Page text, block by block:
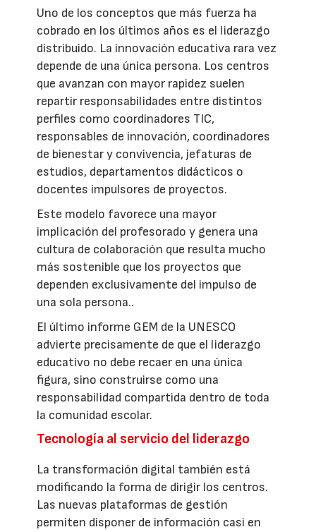
Uno de los conceptos que más fuerza ha
cobrado en los últimos años es el liderazgo
distribuido. La innovación educativa rara vez
depende de una única persona. Los centros
que avanzan con mayor rapidez suelen
repartir responsabilidades entre distintos
perfiles como coordinadores TIC,
responsables de innovación, coordinadores
de bienestar y convivencia, jefaturas de
estudios, departamentos didácticos o
docentes impulsores de proyectos.
Este modelo favorece una mayor
implicación del profesorado y genera una
cultura de colaboración que resulta mucho
más sostenible que los proyectos que
dependen exclusivamente del impulso de
una sola persona..
El último informe GEM de la UNESCO
advierte precisamente de que el liderazgo
educativo no debe recaer en una única
figura, sino construirse como una
responsabilidad compartida dentro de toda
la comunidad escolar.
Tecnología al servicio del liderazgo
La transformación digital también está
modificando la forma de dirigir los centros.
Las nuevas plataformas de gestión
permiten disponer de información casi en